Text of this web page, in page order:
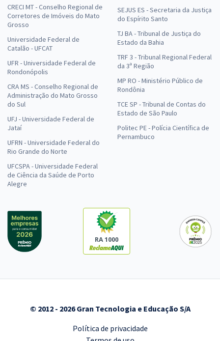
CRECI MT - Conselho Regional de
Corretores de Imóveis do Mato
Grosso
Universidade Federal de
Catalão - UFCAT
UFR - Universidade Federal de
Rondonópolis
CRA MS - Conselho Regional de
Administração do Mato Grosso
do Sul
UFJ - Universidade Federal de
Jataí
UFRN - Universidade Federal do
Rio Grande do Norte
UFCSPA - Universidade Federal
de Ciência da Saúde de Porto
Alegre
SEJUS ES - Secretaria da Justiça
do Espírito Santo
TJ BA - Tribunal de Justiça do
Estado da Bahia
TRF 3 - Tribunal Regional Federal
da 3ª Região
MP RO - Ministério Público de
Rondônia
TCE SP - Tribunal de Contas do
Estado de São Paulo
Politec PE - Polícia Científica de
Pernambuco
RA 1000
© 2012 - 2026 Gran Tecnologia e Educação S/A
Política de privacidade